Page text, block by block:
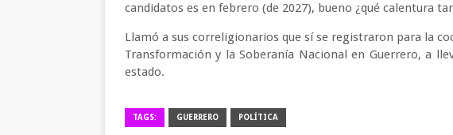
candidatos es en febrero (de 2027), bueno ¿qué calentura
Llamó a sus correligionarios que sí se registraron para la
Transformación y la Soberanía Nacional en Guerrero, a
estado.
TAGS: GUERRERO POLÍTICA